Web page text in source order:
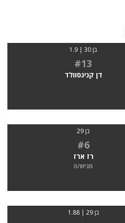
בן 30 | 1.9
#13
דן קניגסוולד
בן 29
#6
רז ארז
מגיש/ה
בן 29 | 1.88